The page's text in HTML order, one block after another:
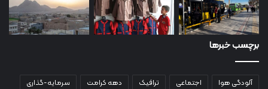
برچسب خبرها
آلودگی هوا اجتماعی ترافیک دهه کرامت
سرمایه-گذاری